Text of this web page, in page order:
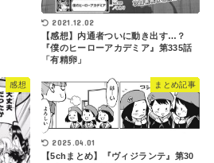
2021.12.02
【感想】内通者ついに動き出す…？
『僕のヒーローアカデミア』第335話
「有精卵」
感想 まとめ記事
2025.04.01
【5chまとめ】『ヴィジランテ』第30